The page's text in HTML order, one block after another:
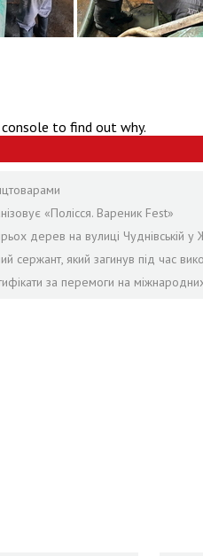
to find out why.
«Полісся. Вареник Fest»
дерев на вулиці Чуднівській у
який загинув під час
за перемоги на